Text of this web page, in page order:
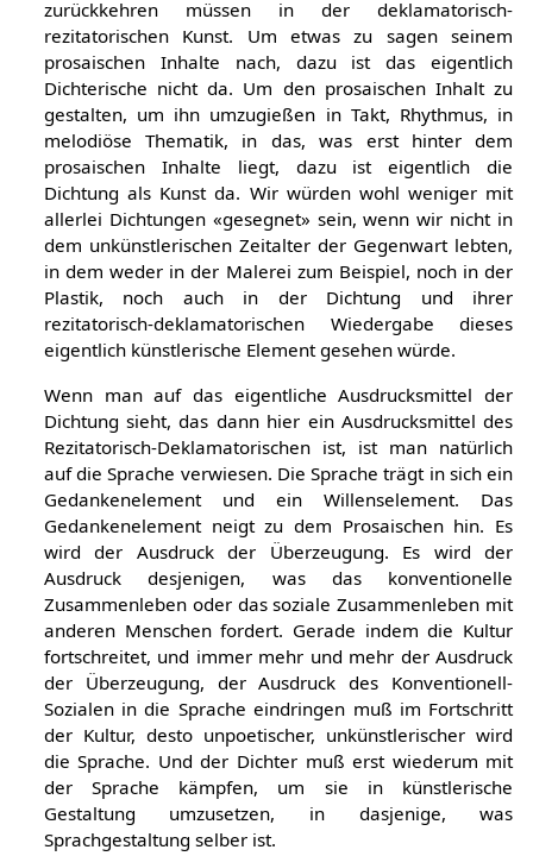
Malerische ist auf der andern Seite, zu dem wir
zurückkehren müssen in der deklamatorisch-
rezitatorischen Kunst. Um etwas zu sagen seinem
prosaischen Inhalte nach, dazu ist das eigentlich
Dichterische nicht da. Um den prosaischen Inhalt zu
gestalten, um ihn umzugießen in Takt, Rhythmus, in
melodiöse Thematik, in das, was erst hinter dem
prosaischen Inhalte liegt, dazu ist eigentlich die
Dichtung als Kunst da. Wir würden wohl weniger mit
allerlei Dichtungen «gesegnet» sein, wenn wir nicht in
dem unkünstlerischen Zeitalter der Gegenwart lebten,
in dem weder in der Malerei zum Beispiel, noch in der
Plastik, noch auch in der Dichtung und ihrer
rezitatorisch-deklamatorischen Wiedergabe dieses
Wenn man auf das eigentliche Ausdrucksmittel der
Dichtung sieht, das dann hier ein Ausdrucksmittel des
Rezitatorisch-Deklamatorischen ist, ist man natürlich
auf die Sprache verwiesen. Die Sprache trägt in sich ein
Gedankenelement und ein Willenselement. Das
Gedankenelement neigt zu dem Prosaischen hin. Es
wird der Ausdruck der Überzeugung. Es wird der
Ausdruck desjenigen, was das konventionelle
Zusammenleben oder das soziale Zusammenleben mit
anderen Menschen fordert. Gerade indem die Kultur
fortschreitet, und immer mehr und mehr der Ausdruck
der Überzeugung, der Ausdruck des Konventionell-
Sozialen in die Sprache eindringen muß im Fortschritt
der Kultur, desto unpoetischer, unkünstlerischer wird
die Sprache. Und der Dichter muß erst wiederum mit
der Sprache kämpfen, um sie in künstlerische
Gestaltung umzusetzen, in dasjenige, was